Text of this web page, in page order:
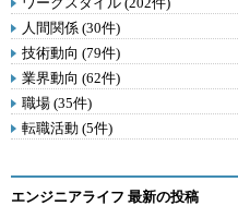
人間関係 (30件)
技術動向 (79件)
業界動向 (62件)
職場 (35件)
転職活動 (5件)
エンジニアライフ 最新の投稿